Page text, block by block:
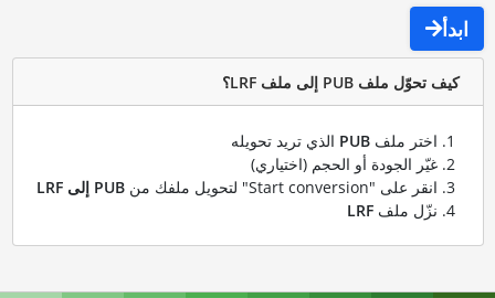
ابدأ
كيف تحوّل ملف PUB إلى ملف LRF؟
اختر ملف PUBالذي تريد تحويله
غيّر الجودة أو الحجم (اختياري)
انقر على "Start conversion" لتحويل ملفك من
PUB إلى LRF
نزّل ملف LRF